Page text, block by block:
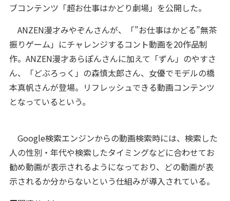
ブコンテンツ「超お仕事はかどり劇場」を公開した。
ANZEN漫才みやぞんさんが、「”お仕事はかどる”無茶
振りゲーム」にチャレンジするコント動画を20作品制
作。ANZEN漫才あらぽんさんに加えて「ずん」のやすさ
ん、「どぶろっく」の森慎太郎さん、女優でモデルの橋
本真帆さんが登場。リフレッシュできる動画コンテンツ
となっているという。
Google検索エンジンからの動画検索時には、検索した
人の性別・年代や検索したタイミングなどに合わせてお
勧め動画が表示されるようになっており、どの動画が表
示されるか分からないという仕組みが導入されている。